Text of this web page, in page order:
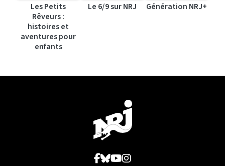
Les Petits
Rêveurs :
histoires et
aventures pour
enfants
Le 6/9 sur NRJ Génération NRJ+